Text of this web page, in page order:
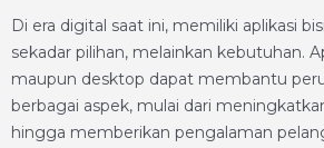
Di era digital saat ini, memiliki aplikasi
sekadar pilihan, melainkan kebutuhan.
maupun desktop dapat membantu
berbagai aspek, mulai dari
hingga memberikan pengalaman